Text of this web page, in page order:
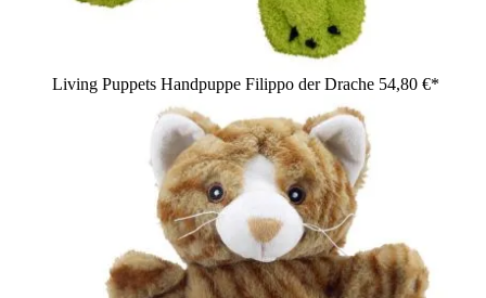
Living Puppets Handpuppe Filippo der Drache 54,80 €*